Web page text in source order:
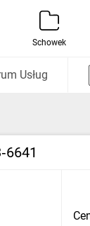
Schowek
Usług